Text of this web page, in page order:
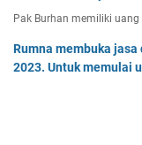
Pak Burhan memiliki
Rumna membuka
2023. Untuk memulai